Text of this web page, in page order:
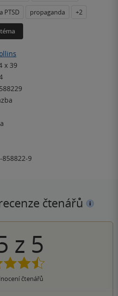
PTSD
propaganda +2
x 39
858822-9
čtenářů
z 5
čtenářů